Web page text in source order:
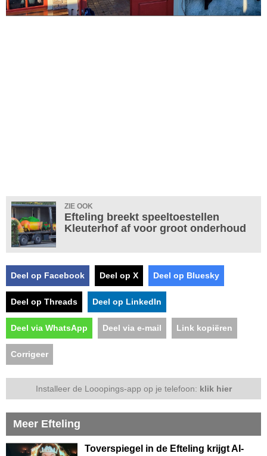
ZIE OOK
Efteling breekt speeltoestellen
Kleuterhof af voor groot onderhoud
Deel op Facebook Deel op X Deel op Bluesky
Deel op Threads Deel op LinkedIn
Deel via WhatsApp Deel via e-mail Link kopiëren
Corrigeer
Installeer de Looopings-app op je telefoon: klik hier
Meer Efteling
Toverspiegel in de Efteling krijgt AI-